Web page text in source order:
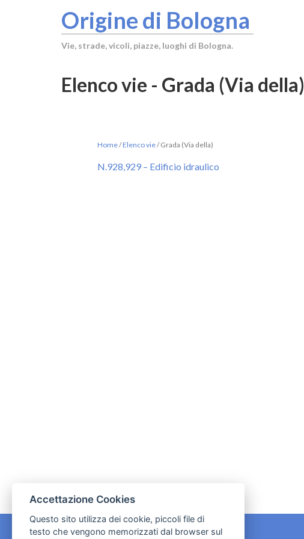
Origine di Bologna
Vie, strade, vicoli, piazze, luoghi di Bologna.
Elenco vie - Grada (Via della)
Home/Elenco vie/Grada (Via della)
N.928,929 – Edificio idraulico
Accettazione Cookies
Questo sito utilizza dei cookie, piccoli file di
testo che vengono memorizzati dal browser sul